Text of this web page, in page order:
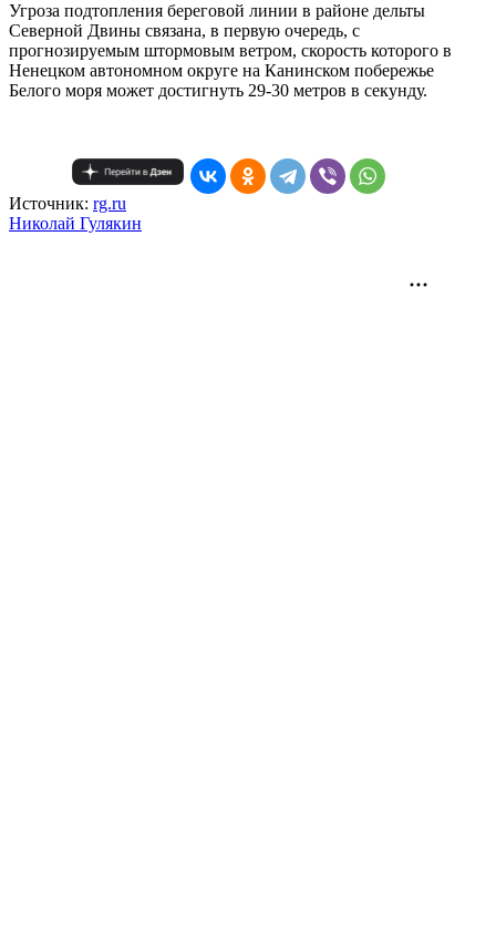
Угроза подтопления береговой линии в районе дельты
Северной Двины связана, в первую очередь, с
прогнозируемым штормовым ветром, скорость которого в
Ненецком автономном округе на Канинском побережье
Белого моря может достигнуть 29-30 метров в секунду.
Источник: rg.ru
Николай Гулякин